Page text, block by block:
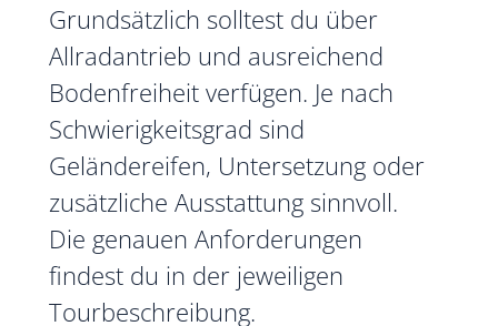
Grundsätzlich solltest du über
Allradantrieb und ausreichend
Bodenfreiheit verfügen. Je nach
Schwierigkeitsgrad sind
Geländereifen, Untersetzung oder
zusätzliche Ausstattung sinnvoll.
Die genauen Anforderungen
findest du in der jeweiligen
Tourbeschreibung.